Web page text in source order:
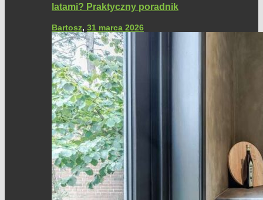
latami? Praktyczny poradnik
Bartosz, 31 marca 2026